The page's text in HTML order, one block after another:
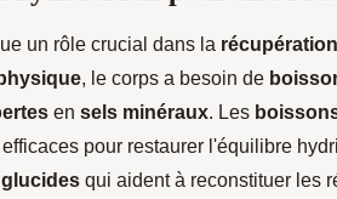
un rôle crucial dans la
, le corps a besoin de
en sels minéraux. Les
pour restaurer l'équilibre
glucides qui aident à reconstituer les